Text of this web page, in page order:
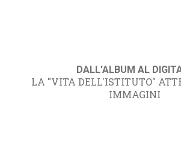
DALL'ALBUM AL
LA "VITA DELL'ISTITUTO"
IMMAGINI